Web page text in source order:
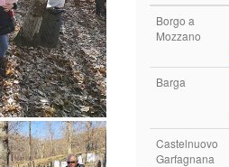
Borgo a
Mozzano
Barga
Castelnuovo
Garfagnana